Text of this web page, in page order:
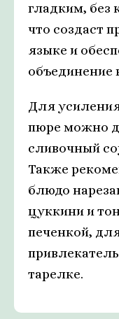
гладким, без
что создаст
языке и
объединение
Для
пюре можно
сливочный
Также
блюдо
цуккини и
печенкой,
тарелке.